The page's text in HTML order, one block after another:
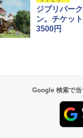
10,450円～
7,950円～
ジブリパー
ン。チケッ
3500円
Google 検索で当